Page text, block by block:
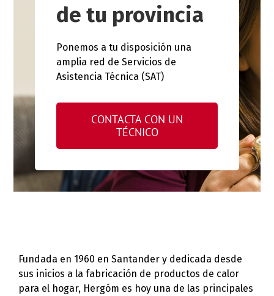
de tu provincia
Ponemos a tu disposición una
amplia red de Servicios de
Asistencia Técnica (SAT)
CONTACTA CON UN
TÉCNICO
Fundada en 1960 en Santander y dedicada desde
sus inicios a la fabricación de productos de calor
para el hogar, Hergóm es hoy una de las principales